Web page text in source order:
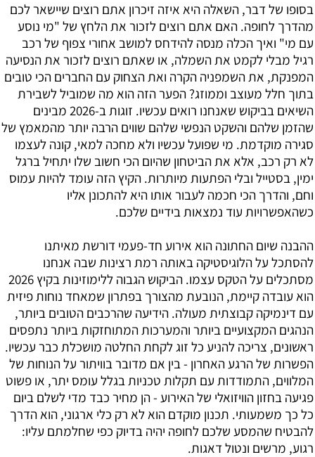
בסופו של דבר, השאלה היא איזה זיכרון אתם רוצים שיישאר לכם
מהדרך לחופה. האם אתם רוצים לזכור את הלחץ של "מי נוסע
עם מי" ואיך הכלה מנסה להידחס למושב אחורי צפוף של רכב
רגיל מבלי לקמט את השמלה, או שאתם רוצים לזכור את הנסיעה
המפנקת, את השמפניה הקרה ואת הצחוק עם החברים הכי טובים
בתוך חלל מעוצב וממוזג? הפער הזה הוא מה שמוביל לשבירת
השיאים בביקוש שאנחנו רואים עכשיו. זוגות ב-2026 מבינים
שהזמן שלהם והשקט הנפשי שלהם שווים הרבה יותר מהמאמץ של
סגירה מוקדמת. מי שפועל עכשיו ולא מחכה למאי, קונה לעצמו
לא רק רכב, אלא את הביטחון שהיום הכי חשוב שלו יתחיל ברגל
ימין, בסטייל ובלי הפתעות מיותרות. הקיץ הזה עומד להיות עמוס
וחם, והדרך הכי חכמה לעבור אותו היא להתכונן אליו
כשהאפשרויות עוד נמצאות בידיים שלכם.
ההבנה שיום החתונה הוא אירוע חד-פעמי דורשת מאיתנו
להסתכל על הלוגיסטיקה באותה רמת רצינות שבה אנחנו
מסתכלים על הטקס עצמו. הביקוש הגבוה ללימוזינות בקיץ 2026
הוא עובדה קיימת, הנובעת מהצורך בפתרון שמאחד נוחות פיזית
עם דינמיקה קבוצתית מעולה. הידיעה שהרכבים הטובים ביותר,
הנהגים המקצועיים ביותר והמערכות המתוחזקות ביותר נתפסים
ראשונים, צריכה להניע כל זוג לקחת החלטה מושכלת כבר עכשיו.
הפשרות של הרגע האחרון - בין אם מדובר בוויתור על הנוחות של
המלווים, התמודדות עם תקלות טכניות בגלל עומס יתר, או פשוט
פגיעה בחזון הוויזואלי של האירוע - הן מחיר כבד מדי לשלם ביום
כל כך משמעותי. תכנון מוקדם הוא לא רק כלי ארגוני, הוא הדרך
להבטיח שהמסע שלכם לחופה יהיה בדיוק כפי שחלמתם עליו:
רגוע, מרשים ונטול דאגות.